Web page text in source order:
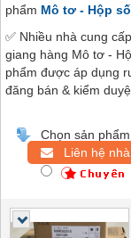
phẩm Mô tơ - Hộp số
✅ Nhiều nhà cung
giang hàng Mô tơ -
phẩm được áp dụng
đăng bán & kiểm
Chọn sản
Liên hệ